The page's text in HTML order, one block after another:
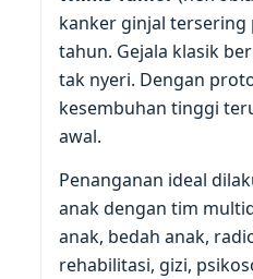
kanker ginjal tersering
tahun. Gejala klasik
tak nyeri. Dengan
kesembuhan tinggi
awal.
Penanganan ideal
anak dengan tim
anak, bedah anak,
rehabilitasi, gizi,